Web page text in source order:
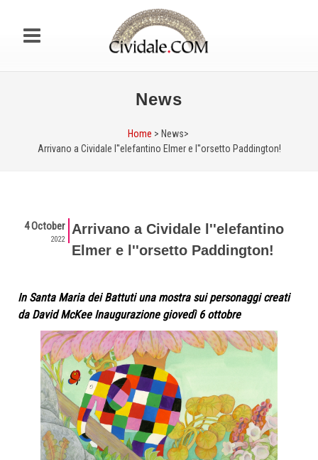
News
Home > News>
Arrivano a Cividale l''elefantino Elmer e l''orsetto Paddington!
4 October
2022
Arrivano a Cividale l''elefantino
Elmer e l''orsetto Paddington!
In Santa Maria dei Battuti una mostra sui personaggi creati
da David McKee Inaugurazione giovedì 6 ottobre